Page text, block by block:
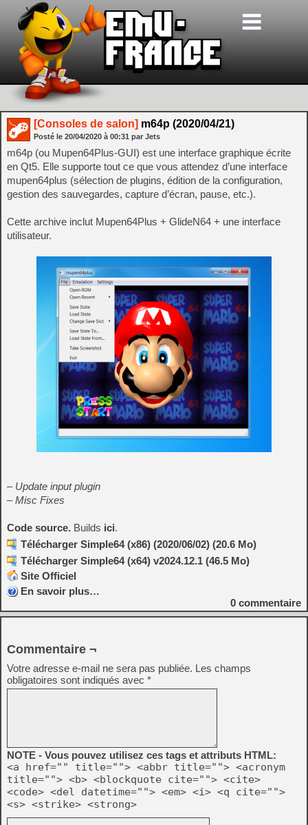
[Consoles de salon] m64p (2020/04/21)
Posté le 20/04/2020 à 00:31 par Jets
m64p (ou Mupen64Plus-GUI) est une interface graphique écrite
en Qt5. Elle supporte tout ce que vous attendez d’une interface
mupen64plus (sélection de plugins, édition de la configuration,
gestion des sauvegardes, capture d’écran, pause, etc.).
Cette archive inclut Mupen64Plus + GlideN64 + une interface
utilisateur.
– Update input plugin
– Misc Fixes
Code source. Builds ici.
Télécharger Simple64 (x86) (2020/06/02) (20.6 Mo)
Télécharger Simple64 (x64) v2024.12.1 (46.5 Mo)
Site Officiel
En savoir plus…
0 commentaire
Commentaire ¬
Votre adresse e-mail ne sera pas publiée. Les champs
obligatoires sont indiqués avec *
NOTE - Vous pouvez utilisez ces tags et attributs HTML:
<a href="" title=""> <abbr title=""> <acronym
title=""> <b> <blockquote cite=""> <cite>
<code> <del datetime=""> <em> <i> <q cite="">
<s> <strike> <strong>